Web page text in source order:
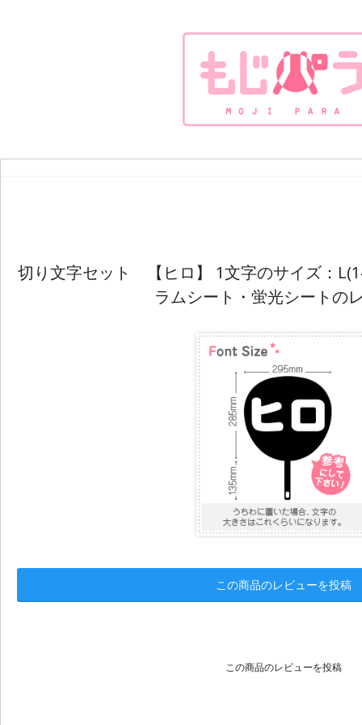
切り文字セット 【ヒロ】 1文字のサイズ：
ラムシート・蛍光シートの
この商品のレビューを投稿
この商品のレビューを投稿